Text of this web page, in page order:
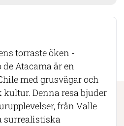
torraste öken -
de Atacama är en
med grusvägar och
Denna resa bjuder
från Valle
surrealistiska